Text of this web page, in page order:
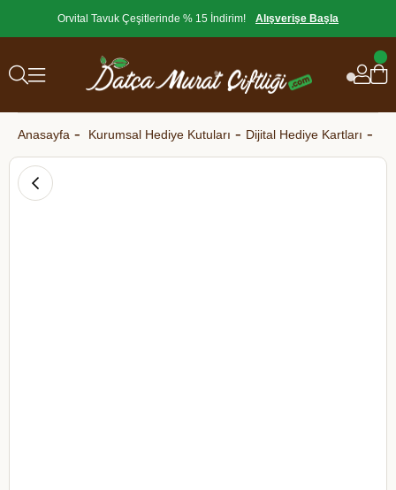
Orvital Tavuk Çeşitlerinde % 15 İndirim! Alışverişe Başla
Anasayfa Kurumsal Hediye Kutuları Dijital Hediye Kartları